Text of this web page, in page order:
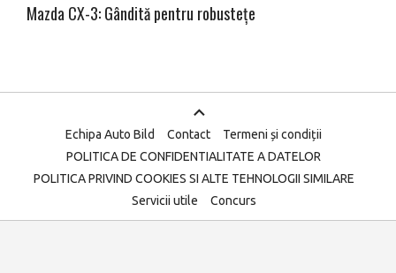
Mazda CX-3: Gândită pentru robustețe
Echipa Auto Bild Contact
Termeni și condiții
POLITICA DE CONFIDENTIALITATE A DATELOR
POLITICA PRIVIND COOKIES SI ALTE TEHNOLOGII SIMILARE
Servicii utile
Concurs